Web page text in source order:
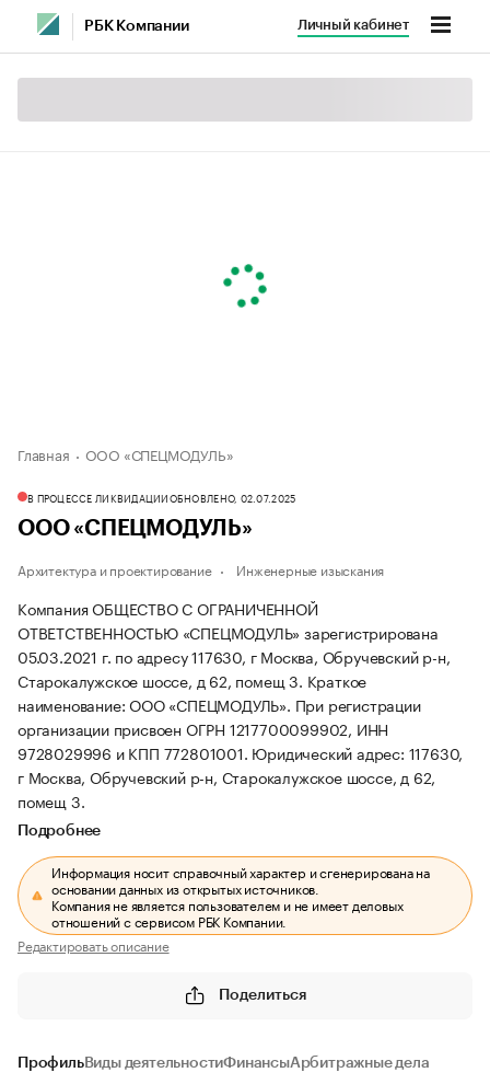
РБК Компании Личный кабинет
Главная ООО «СПЕЦМОДУЛЬ»
В ПРОЦЕССЕ ЛИКВИДАЦИИОБНОВЛЕНО, 02.07.2025
ООО «СПЕЦМОДУЛЬ»
Архитектура и проектирование Инженерные изыскания
Компания ОБЩЕСТВО С ОГРАНИЧЕННОЙ
ОТВЕТСТВЕННОСТЬЮ «СПЕЦМОДУЛЬ» зарегистрирована
05.03.2021 г. по адресу 117630, г Москва, Обручевский р-н,
Старокалужское шоссе, д 62, помещ 3. Краткое
наименование: ООО «СПЕЦМОДУЛЬ». При регистрации
организации присвоен ОГРН 1217700099902, ИНН
9728029996 и КПП 772801001. Юридический адрес: 117630,
г Москва, Обручевский р-н, Старокалужское шоссе, д 62,
помещ 3.
Подробнее
Информация носит справочный характер и сгенерирована на
основании данных из открытых источников.
Компания не является пользователем и не имеет деловых
отношений с сервисом РБК Компании.
Редактировать описание
Поделиться
ПрофильВиды деятельностиФинансыАрбитражные дела